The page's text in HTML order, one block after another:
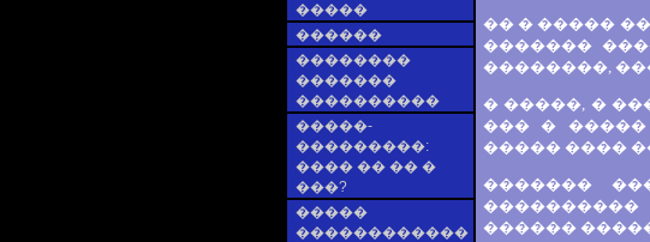
�����
������
��������
�������
����������
�����-
���������:
���� �� �� �
���?
�����
������������
�� � �����
�������
��������,
� �����, �
��� � �����
����� ����
�������
������